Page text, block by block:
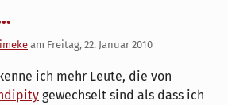
am Freitag, 22. Januar 2010
ich mehr Leute, die von
gewechselt sind als dass ich